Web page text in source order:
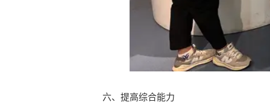
六、提高综合能力